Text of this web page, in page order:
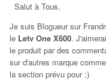
Salut à Tous,
Je suis Blogueur sur
le Letv One X600.
le produit par des
sur d'autres marque
la section prévu pour ;)